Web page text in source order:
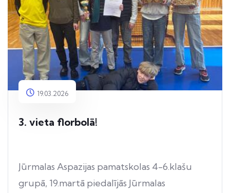
19.03.2026
3. vieta florbolā!
Jūrmalas Aspazijas pamatskolas 4-6.klašu
grupā, 19.martā piedalījās Jūrmalas